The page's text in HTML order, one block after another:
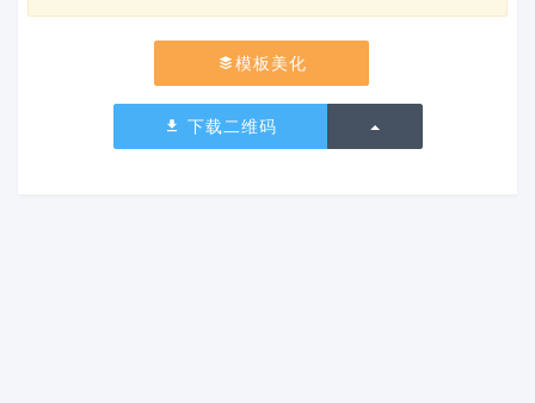
模板美化
下载二维码 切换下拉列表